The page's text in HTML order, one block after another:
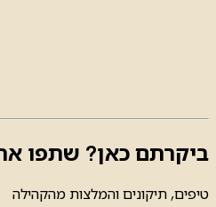
ביקרתם כאן? שתפו
טיפים, תיקונים והמלצות מהקהילה